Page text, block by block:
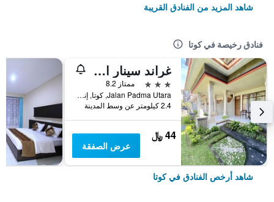
شاهد المزيد من الفنادق القريبة
فنادق رخيصة في كوتا
غراند سينار انداه
3 نجوم
ممتاز 8.2
Jalan Padma Utara, كوتا, إندونيسيا
2.4 كيلومتر عن وسط المدينة
44 ﷼
عرض الصفقة
شاهد أرخص الفنادق في كوتا